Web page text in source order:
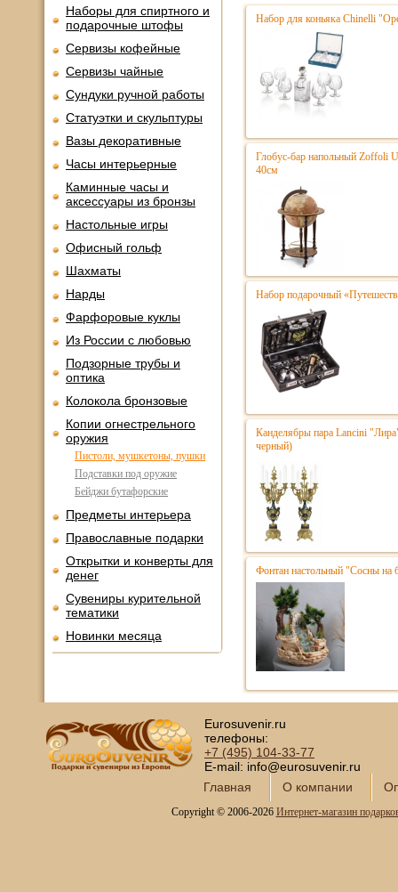
Наборы для спиртного и
подарочные штофы
Сервизы кофейные
Сервизы чайные
Сундуки ручной работы
Статуэтки и скульптуры
Вазы декоративные
Часы интерьерные
Каминные часы и
аксессуары из бронзы
Настольные игры
Офисный гольф
Шахматы
Нарды
Фарфоровые куклы
Из России с любовью
Подзорные трубы и
оптика
Колокола бронзовые
Копии огнестрельного
оружия
Пистоли, мушкетоны, пушки
Подставки под оружие
Бейджи бутафорские
Предметы интерьера
Православные подарки
Открытки и конверты для
денег
Сувениры курительной
тематики
Новинки месяца
Набор для коньяка Chinelli
Глобус-бар напольный Zoffoli
40см
Набор подарочный
Канделябры пара Lancini
черный)
Фонтан настольный "Сосны на
Eurosuvenir.ru
телефоны:
+7 (495) 104-33-77
E-mail: info@eurosuvenir.ru
Главная
О компании
Copyright © 2006-2026 Интернет-магазин